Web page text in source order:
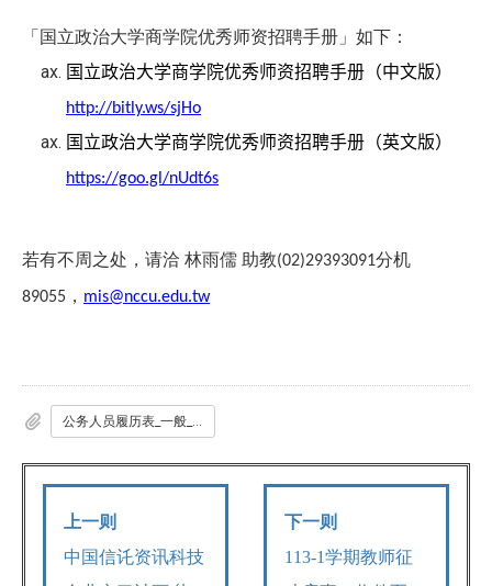
「国立政治大学商学院优秀师资招聘手册」如下：
国立政治大学商学院优秀师资招聘手册（中文版）
http://bitly.ws/sjHo
国立政治大学商学院优秀师资招聘手册（英文版）
https://goo.gl/nUdt6s
若有不周之处，请洽 林雨儒 助教(02)29393091分机
89055 ， mis@nccu.edu.tw
公务人员履历表_一般_专任用_.docx
上一则
中国信讬资讯科技
下一则
113-1学期教师征